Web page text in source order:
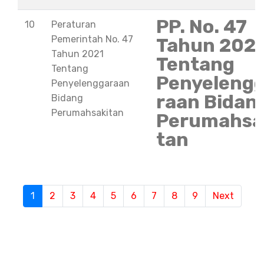
10
Peraturan
Pemerintah No. 47
Tahun 2021
Tentang
Penyelenggaraan
Bidang
Perumahsakitan
PP. No. 47
Tahun
Tentang
raan
tan
1 (current)
2 3 4 5 6 7 8 9 Next
S
e